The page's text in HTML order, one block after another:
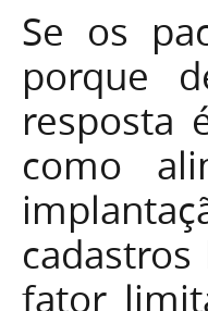
Se os
porque
resposta
como
fator